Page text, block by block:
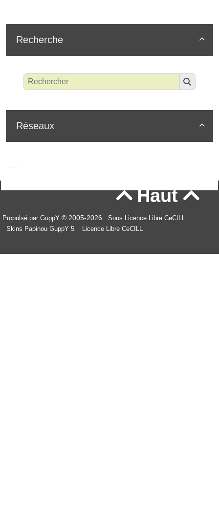

Recherche

Réseaux
Haut
Propulsé par GuppY © 2005-2026
Sous Licence Libre CeCILL
Skins Papinou GuppY 5
Licence Libre CeCILL